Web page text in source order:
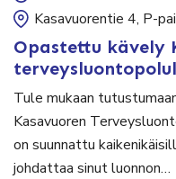
Kasavuorentie 4, P-
Opastettu kävely
Tule mukaan
Kasavuoren
on suunnattu
johdattaa sinut luonnon…